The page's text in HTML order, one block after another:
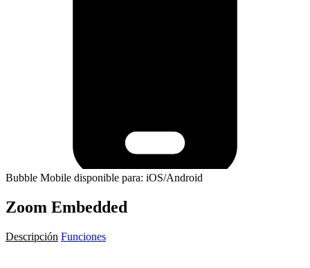
Bubble Mobile disponible para: iOS/Android
Zoom Embedded
Descripción Funciones